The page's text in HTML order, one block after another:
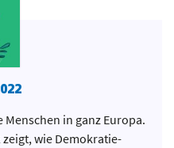
in ganz Europa.
zeigt, wie Demokra­tie­